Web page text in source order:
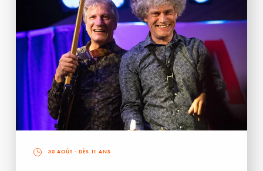
30 AOÛT - DÈS 11 ANS